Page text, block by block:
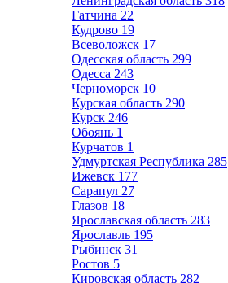
Гатчина 22
Кудрово 19
Всеволожск 17
Одесская область 299
Одесса 243
Черноморск 10
Курская область 290
Курск 246
Обоянь 1
Курчатов 1
Удмуртская Республика 285
Ижевск 177
Сарапул 27
Глазов 18
Ярославская область 283
Ярославль 195
Рыбинск 31
Ростов 5
Кировская область 282